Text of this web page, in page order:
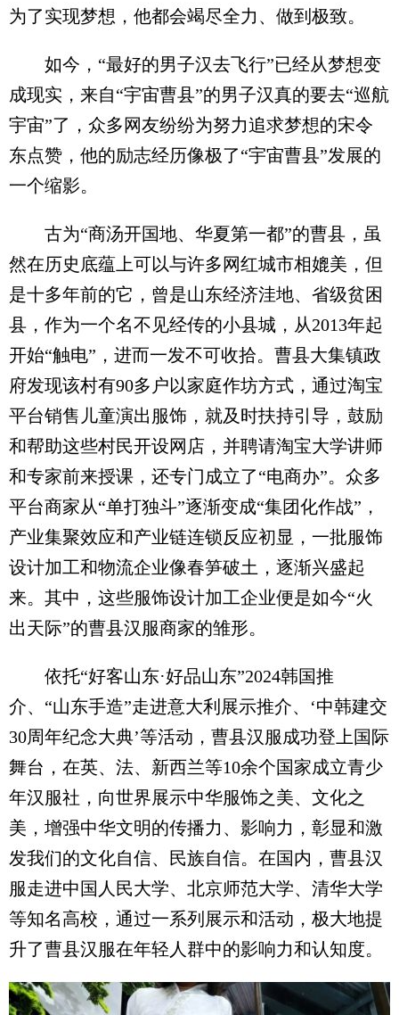
为了实现梦想，他都会竭尽全力、做到极致。
如今，“最好的男子汉去飞行”已经从梦想变
成现实，来自“宇宙曹县”的男子汉真的要去“巡航
宇宙”了，众多网友纷纷为努力追求梦想的宋令
东点赞，他的励志经历像极了“宇宙曹县”发展的
一个缩影。
古为“商汤开国地、华夏第一都”的曹县，虽
然在历史底蕴上可以与许多网红城市相媲美，但
是十多年前的它，曾是山东经济洼地、省级贫困
县，作为一个名不见经传的小县城，从2013年起
开始“触电”，进而一发不可收拾。曹县大集镇政
府发现该村有90多户以家庭作坊方式，通过淘宝
平台销售儿童演出服饰，就及时扶持引导，鼓励
和帮助这些村民开设网店，并聘请淘宝大学讲师
和专家前来授课，还专门成立了“电商办”。众多
平台商家从“单打独斗”逐渐变成“集团化作战”，
产业集聚效应和产业链连锁反应初显，一批服饰
设计加工和物流企业像春笋破土，逐渐兴盛起
来。其中，这些服饰设计加工企业便是如今“火
出天际”的曹县汉服商家的雏形。
依托“好客山东·好品山东”2024韩国推
介、“山东手造”走进意大利展示推介、‘中韩建交
30周年纪念大典’等活动，曹县汉服成功登上国际
舞台，在英、法、新西兰等10余个国家成立青少
年汉服社，向世界展示中华服饰之美、文化之
美，增强中华文明的传播力、影响力，彰显和激
发我们的文化自信、民族自信。在国内，曹县汉
服走进中国人民大学、北京师范大学、清华大学
等知名高校，通过一系列展示和活动，极大地提
升了曹县汉服在年轻人群中的影响力和认知度。